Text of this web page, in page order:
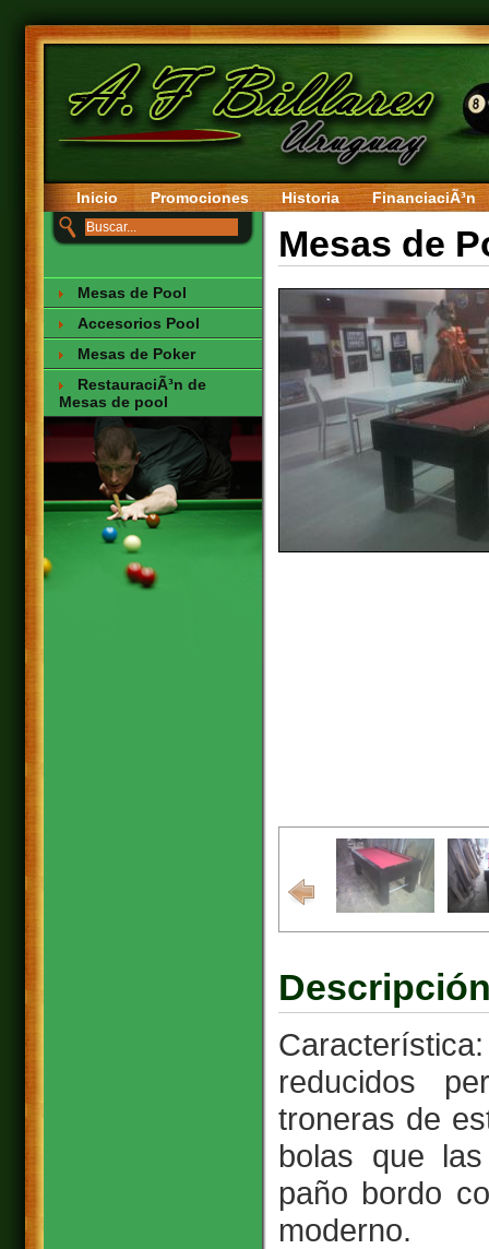
Inicio Promociones Historia FinanciaciÃ³n
Mesas de Pool
Accesorios Pool
Mesas de Poker
RestauraciÃ³n de
Mesas de pool
Mesas de
reducidos
troneras de
bolas que
paño bordo
moderno.